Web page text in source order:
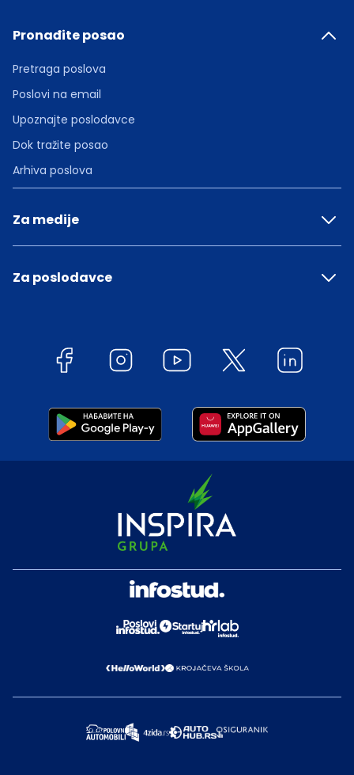
Pronađite posao
Pretraga poslova
Poslovi na email
Upoznajte poslodavce
Dok tražite posao
Arhiva poslova
Za medije
Za poslodavce